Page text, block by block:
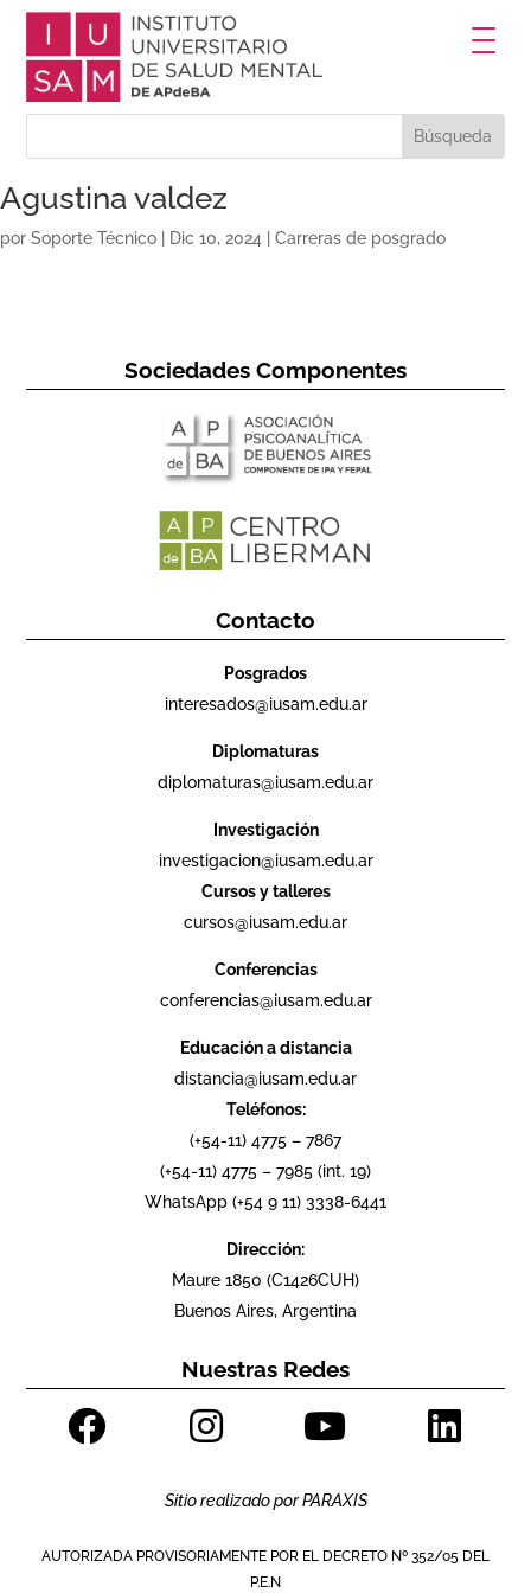
Agustina valdez
por Soporte Técnico Dic 10, 2024 Carreras de posgrado
Sociedades Componentes
Contacto
Posgrados
interesados@iusam.edu.ar
Diplomaturas
diplomaturas@iusam.edu.ar
Investigación
investigacion@iusam.edu.ar
Cursos y talleres
cursos@iusam.edu.ar
Conferencias
conferencias@iusam.edu.ar
Educación a distancia
distancia@iusam.edu.ar
Teléfonos:
(+54-11) 4775 – 7867
(+54-11) 4775 – 7985 (int. 19)
WhatsApp (+54 9 11) 3338-6441
Dirección:
Maure 1850 (C1426CUH)
Buenos Aires, Argentina
Nuestras Redes
Sitio realizado porPARAXIS
AUTORIZADA PROVISORIAMENTE POR EL DECRETO Nº 352/05 DEL
P.E.N